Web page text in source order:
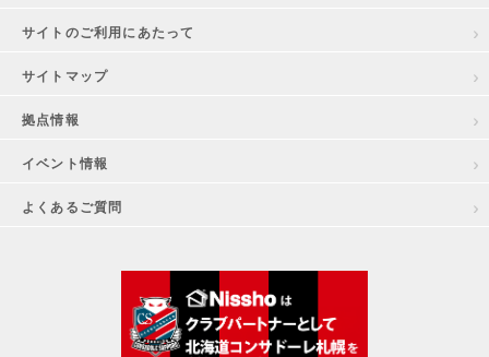
サイトのご利用にあたって
サイトマップ
拠点情報
イベント情報
よくあるご質問